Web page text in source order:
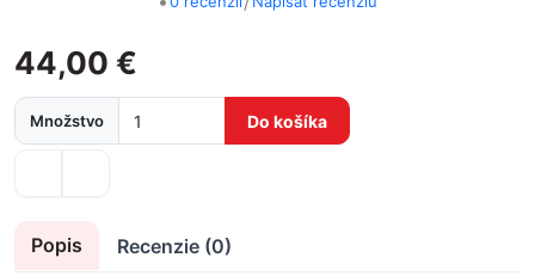
44,00 €
Množstvo Do košíka
Popis Recenzie (0)